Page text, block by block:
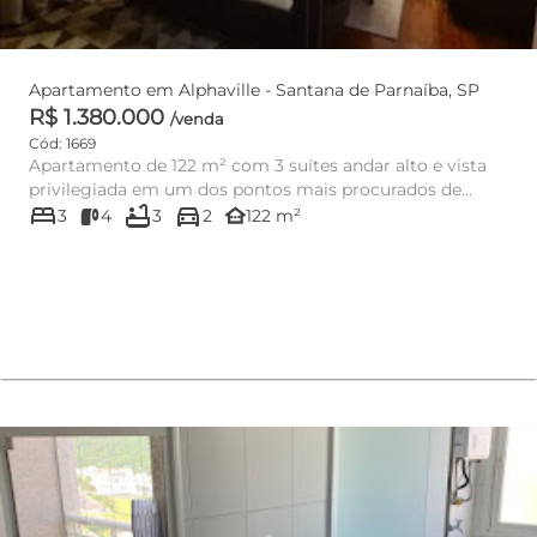
Apartamento em Alphaville - Santana de Parnaíba, SP
R$ 1.380.000 /venda
Cód: 1669
Apartamento de 122 m² com 3 suítes andar alto e vista
privilegiada em um dos pontos mais procurados de
Alphaville, 2 vag...
bed3 4 bathtub3 directions_car2 other_houses122 m²